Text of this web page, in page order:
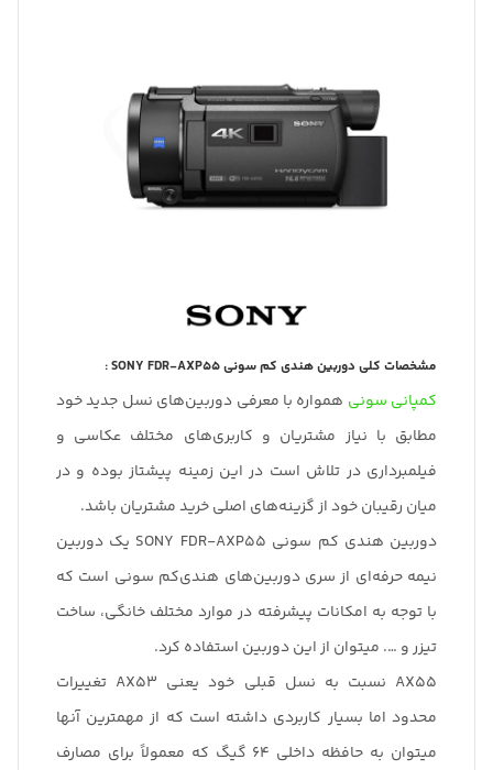
مشخصات کلی دوربین هندی کم سونی SONY FDR-AXP55 :
کمپانی سونی همواره با معرفی دوربین‌های نسل جدید خود
مطابق با نیاز مشتریان و کاربری‌های مختلف عکاسی و
فیلمبرداری در تلاش است در این زمینه پیشتاز بوده و در
میان رقیبان خود از گزینه‌های اصلی خرید مشتریان باشد.
دوربین هندی کم سونی SONY FDR-AXP55 یک دوربین
نیمه حرفه‌ای از سری دوربین‌های هندی‌کم سونی است که
با توجه به امکانات پیشرفته در موارد مختلف خانگی، ساخت
تیزر و …. میتوان از این دوربین استفاده کرد.
AX55 نسبت به نسل قبلی خود یعنی AX53 تغییرات
محدود اما بسیار کاربردی داشته است که از مهمترین آنها
میتوان به حافظه داخلی 64 گیگ که معمولاً برای مصارف